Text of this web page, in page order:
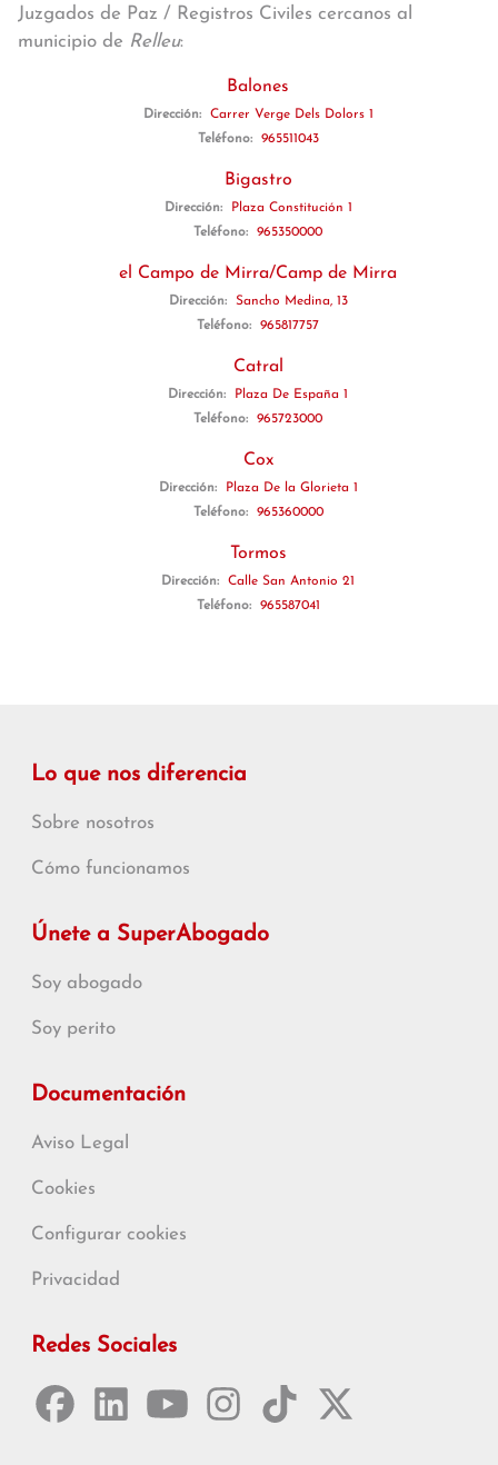
Juzgados de Paz / Registros Civiles cercanos al
municipio de Relleu:
Balones
Dirección:
Carrer Verge Dels Dolors 1
Teléfono:
965511043
Bigastro
Dirección:
Plaza Constitución 1
Teléfono:
965350000
el Campo de Mirra/Camp de Mirra
Dirección:
Sancho Medina, 13
Teléfono:
965817757
Catral
Dirección:
Plaza De España 1
Teléfono:
965723000
Cox
Dirección:
Plaza De la Glorieta 1
Teléfono:
965360000
Tormos
Dirección:
Calle San Antonio 21
Teléfono:
965587041
Lo que nos diferencia
Sobre nosotros
Cómo funcionamos
Únete a SuperAbogado
Soy abogado
Soy perito
Documentación
Aviso Legal
Cookies
Configurar cookies
Privacidad
Redes Sociales